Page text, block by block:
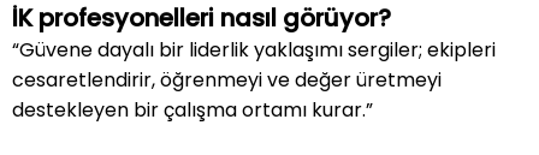
İK profesyonelleri nasıl görüyor?
“Güvene dayalı bir liderlik yaklaşımı sergiler; ekipleri
cesaretlendirir, öğrenmeyi ve değer üretmeyi
destekleyen bir çalışma ortamı kurar.”